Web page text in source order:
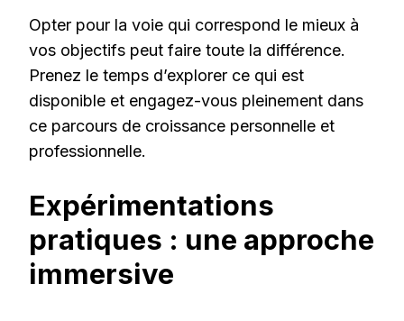
Opter pour la voie qui correspond le mieux à
vos objectifs peut faire toute la différence.
Prenez le temps d’explorer ce qui est
disponible et engagez-vous pleinement dans
ce parcours de croissance personnelle et
professionnelle.
Expérimentations
pratiques : une approche
immersive